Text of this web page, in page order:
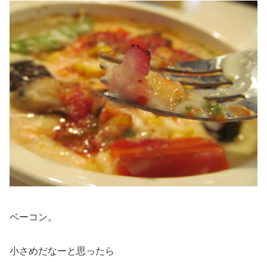
ベーコン。
小さめだなーと思ったら